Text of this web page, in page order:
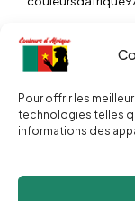
Pour offrir les
technologies telles
informations des
2024 © Copyright
Website